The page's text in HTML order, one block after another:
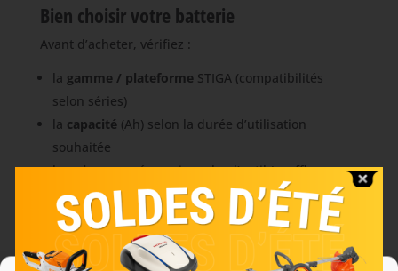
Bien choisir votre batterie
Avant d’acheter, vérifiez :
la gamme / plateforme STIGA (compatibilités
selon séries)
la capacité (Ah) selon la durée d’utilisation
souhaitée
lapuissancenécessaire selon l’outil (souffleur,
tondeuse, taille-haies…)
le nombre de batteries utiles selon votre
fréquence de travail